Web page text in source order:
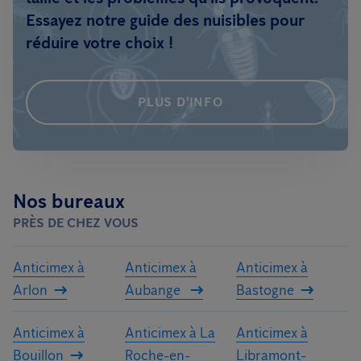
Essayez notre guide des nuisibles pour
réduire votre choix !
PLUS D'INFO
Nos bureaux
PRÈS DE CHEZ VOUS
Anticimex à
Arlon
Anticimex à
Aubange
Anticimex à
Bastogne
Anticimex à
Bouillon
Anticimex à La
Roche-en-
Anticimex à
Libramont-